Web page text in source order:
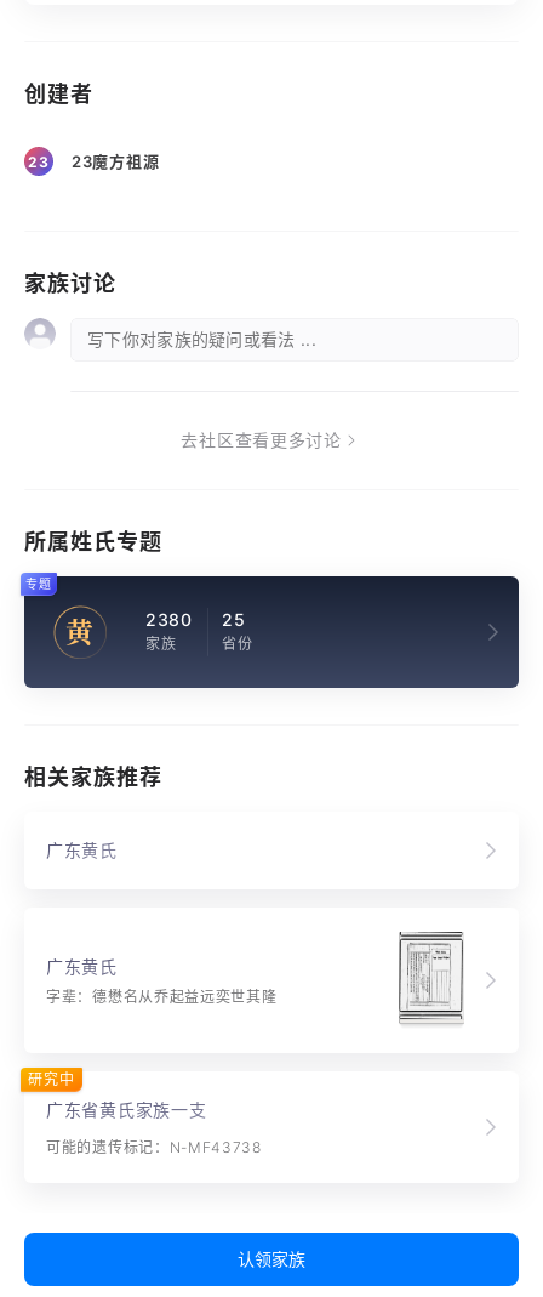
创建者
23 23魔方祖源
家族讨论
写下你对家族的疑问或看法 ...
去社区查看更多讨论
所属姓氏专题
黄 2380
家族
25
省份
专题
相关家族推荐
广东黄氏
广东黄氏
字辈：德懋名从乔起益远奕世其隆
广东省黄氏家族一支
可能的遗传标记：N-MF43738
研究中
认领家族